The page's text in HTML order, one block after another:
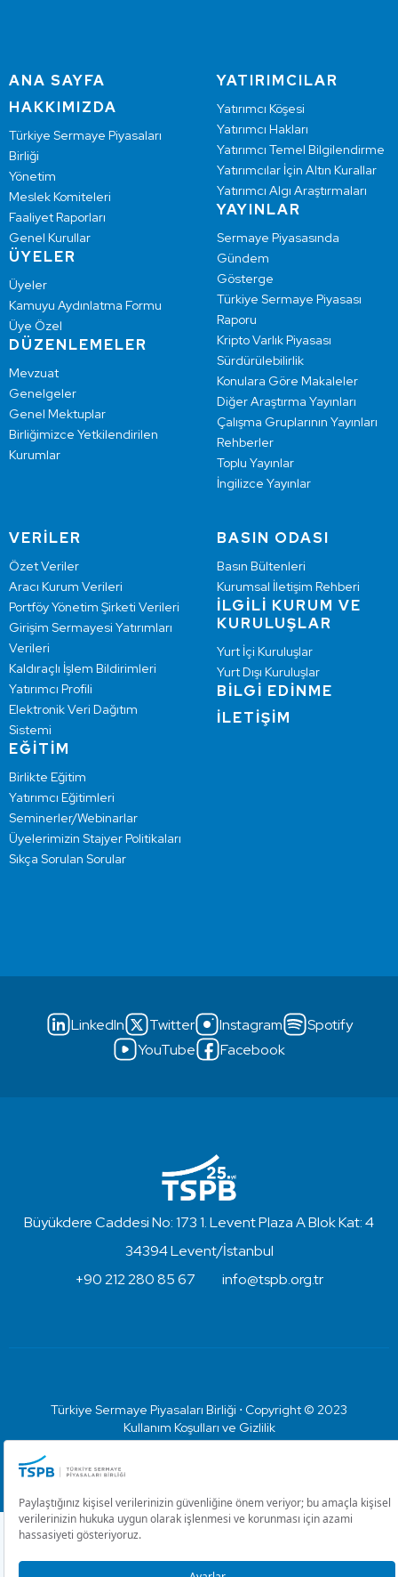
ANA SAYFA
HAKKIMIZDA
Türkiye Sermaye Piyasaları
Birliği
Yönetim
Meslek Komiteleri
Faaliyet Raporları
Genel Kurullar
ÜYELER
Üyeler
Kamuyu Aydınlatma Formu
Üye Özel
DÜZENLEMELER
Mevzuat
Genelgeler
Genel Mektuplar
Birliğimizce Yetkilendirilen
Kurumlar
YATIRIMCILAR
Yatırımcı Köşesi
Yatırımcı Hakları
Yatırımcı Temel Bilgilendirme
Yatırımcılar İçin Altın Kurallar
Yatırımcı Algı Araştırmaları
YAYINLAR
Sermaye Piyasasında
Gündem
Gösterge
Türkiye Sermaye Piyasası
Raporu
Kripto Varlık Piyasası
Sürdürülebilirlik
Konulara Göre Makaleler
Diğer Araştırma Yayınları
Çalışma Gruplarının Yayınları
Rehberler
Toplu Yayınlar
İngilizce Yayınlar
VERİLER
Özet Veriler
Aracı Kurum Verileri
Portföy Yönetim Şirketi Verileri
Girişim Sermayesi Yatırımları
Verileri
Kaldıraçlı İşlem Bildirimleri
Yatırımcı Profili
Elektronik Veri Dağıtım
Sistemi
EĞİTİM
Birlikte Eğitim
Yatırımcı Eğitimleri
Seminerler/Webinarlar
Üyelerimizin Stajyer Politikaları
Sıkça Sorulan Sorular
BASIN ODASI
Basın Bültenleri
Kurumsal İletişim Rehberi
İLGİLİ KURUM VE
KURULUŞLAR
Yurt İçi Kuruluşlar
Yurt Dışı Kuruluşlar
BİLGİ EDİNME
İLETİŞİM
LinkedIn Twitter Instagram
Spotify
YouTube
Facebook
Büyükdere Caddesi No: 173 1. Levent Plaza A Blok Kat: 4
34394 Levent/İstanbul
+90 212 280 85 67
info@tspb.org.tr
Türkiye Sermaye Piyasaları Birliği ⋅ Copyright © 2023
Kullanım Koşulları ve Gizlilik